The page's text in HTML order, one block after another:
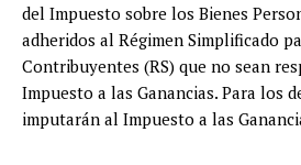
del Impuesto sobre los Bienes
adheridos al Régimen Simplificado
Contribuyentes (RS) que no sean
Impuesto a las Ganancias. Para los
imputarán al Impuesto a las